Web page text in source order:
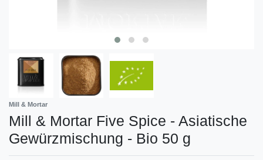
Mill & Mortar
Mill & Mortar Five Spice - Asiatische
Gewürzmischung - Bio 50 g